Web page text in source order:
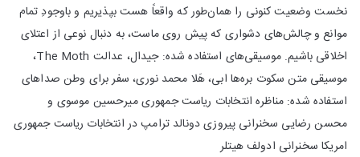
نخست وضعیت کنونی را همان‌طور که واقعاً هست بپذیریم و باوجودِ تمام
موانع و چالش‌های دشواری که پیش روی ماست، به دنبال نوعی از اعتلای
اخلاقی باشیم. موسیقی‌های استفاده شده: جیدال، عدالت The Moth،
موسیقی متن سکوت بره‌ها ابی، هَلا محمد نوری، سفر برای وطن صداهای
استفاده شده: مناظره انتخابات ریاست جمهوری میرحسین موسوی و
محسن رضایی سخنرانی پیروزی دونالد ترامپ در انتخابات ریاست جمهوری
امریکا سخنرانی ادولف هیتلر